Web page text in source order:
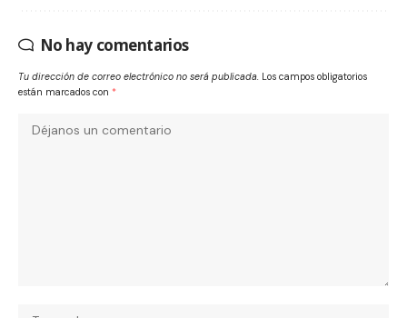
No hay comentarios
Tu dirección de correo electrónico no será publicada. Los campos obligatorios
están marcados con *